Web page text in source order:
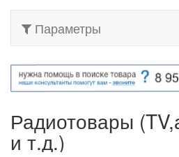
Параметры
Радиотовары
и т.д.)